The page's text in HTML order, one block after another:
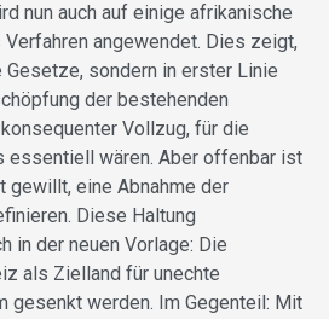
nun auch auf einige afrikanische
angewendet. Dies zeigt,
sondern in erster Linie
der bestehenden
Vollzug, für die
essentiell wären. Aber offenbar ist
gewillt, eine Abnahme der
Diese Haltung
in der neuen Vorlage: Die
als Zielland für unechte
gesenkt werden. Im Gegenteil: Mit